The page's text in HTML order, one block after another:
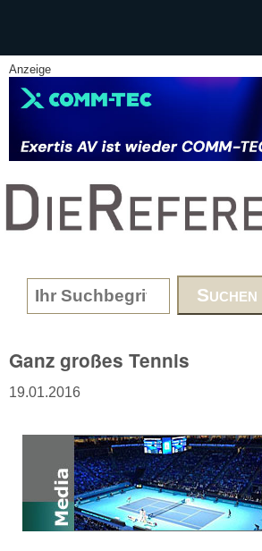
Anzeige
www.DieReferenz.de
Search form
Ganz großes Tennis
19.01.2016